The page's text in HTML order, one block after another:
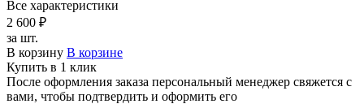
Все характеристики
2 600 ₽
за шт.
В корзину В корзине
Купить в 1 клик
После оформления заказа персональный менеджер свяжется с
вами, чтобы подтвердить и оформить его